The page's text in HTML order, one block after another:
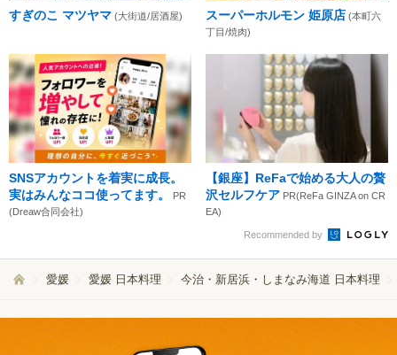
すぎのこ マツヤマ (大街道/居酒屋) スーパーホルモン 姫原店 (本町六
丁目/焼肉)
SNSアカウントを着実に成長。
実はみんなココ使ってます。
PR
(Dreaw合同会社)
【銀座】ReFaで始める大人の贅
沢セルフケア PR(ReFa GINZA on CR
EA)
Recommended by
愛媛 愛媛 日本料理 今治・新居浜・しまなみ海道 日本料理